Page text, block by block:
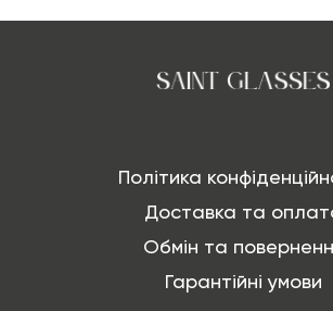
Політика
Доставка та
Обмін та
Гарантійні умови